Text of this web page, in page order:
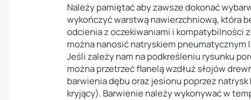
Należy pamiętać aby zawsze dokonać
wykończyć warstwą nawierzchniową, która
odcienia z oczekiwaniami i kompatybilności
można nanosić natryskiem
Jeśli zależy nam na podkreśleniu rysunku
można przetrzeć flanelą wzdłuż słojów
barwienia dębu oraz jesionu poprzez
kryjący). Barwienie należy wykonywać w